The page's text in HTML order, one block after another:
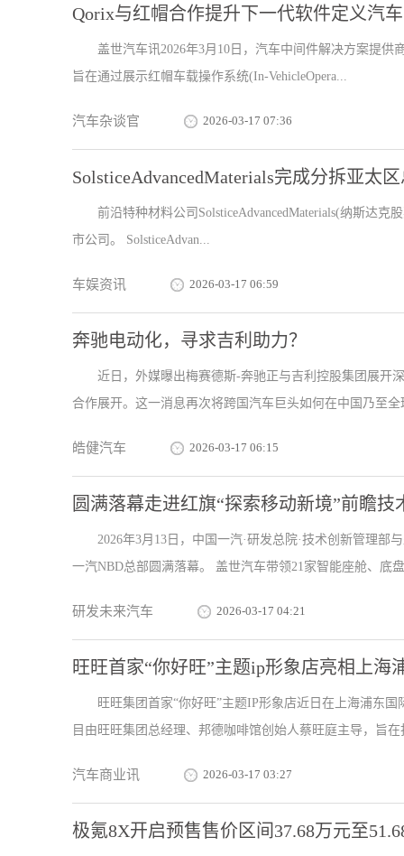
Qorix与红帽合作提升下一代软件定义汽
盖世汽车讯2026年3月10日，汽车中间件解决方案提
旨在通过展示红帽车载操作系统(In-VehicleOpera...
汽车杂谈官 2026-03-17 07:36
SolsticeAdvancedMaterials完成分拆亚太
前沿特种材料公司SolsticeAdvancedMaterials(纳斯达
市公司。 SolsticeAdvan...
车娱资讯 2026-03-17 06:59
奔驰电动化，寻求吉利助力？
近日，外媒曝出梅赛德斯-奔驰正与吉利控股集团展开
合作展开。这一消息再次将跨国汽车巨头如何在中国乃至
皓健汽车 2026-03-17 06:15
圆满落幕走进红旗“探索移动新境”前瞻技
2026年3月13日，中国一汽·研发总院·技术创新管理部
一汽NBD总部圆满落幕。 盖世汽车带领21家智能座舱、底
研发未来汽车 2026-03-17 04:21
旺旺首家“你好旺”主题ip形象店亮相上
旺旺集团首家“你好旺”主题IP形象店近日在上海浦东
目由旺旺集团总经理、邦德咖啡馆创始人蔡旺庭主导，旨
汽车商业讯 2026-03-17 03:27
极氪8X开启预售售价区间37.68万元至